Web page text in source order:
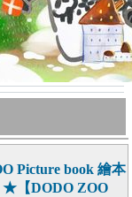
Picture book 繪本
★【DODO ZOO